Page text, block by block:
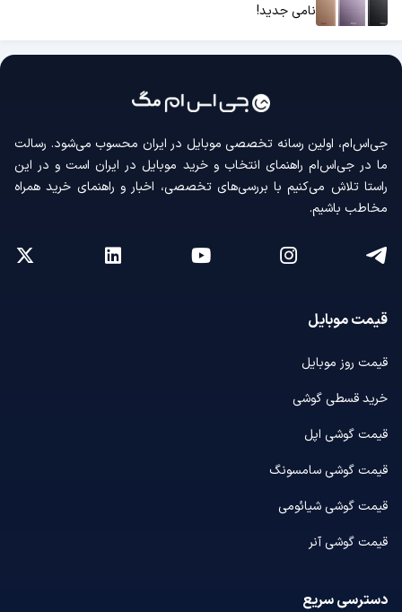
نامی جدید!
جی‌اس‌ام، اولین رسانه‌ تخصصی موبایل در ایران محسوب می‌شود. رسالت
ما در جی‌اس‌ام راهنمای انتخاب و خرید موبایل در ایران است و در این
راستا تلاش می‌کنیم با بررسی‌های تخصصی، اخبار و راهنمای خرید همراه
مخاطب باشیم.
قیمت موبایل
قیمت روز موبایل
خرید قسطی گوشی
قیمت گوشی اپل
قیمت گوشی سامسونگ
قیمت گوشی شیائومی
قیمت گوشی آنر
دسترسی سریع